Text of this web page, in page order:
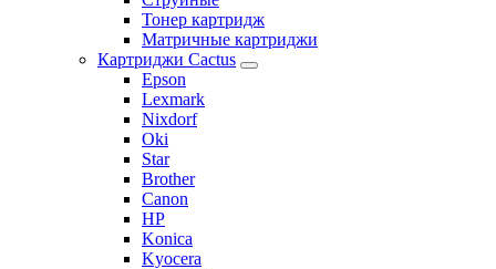
Тонер картридж
Матричные картриджи
Картриджи Cactus
Epson
Lexmark
Nixdorf
Oki
Star
Brother
Canon
HP
Konica
Kyocera